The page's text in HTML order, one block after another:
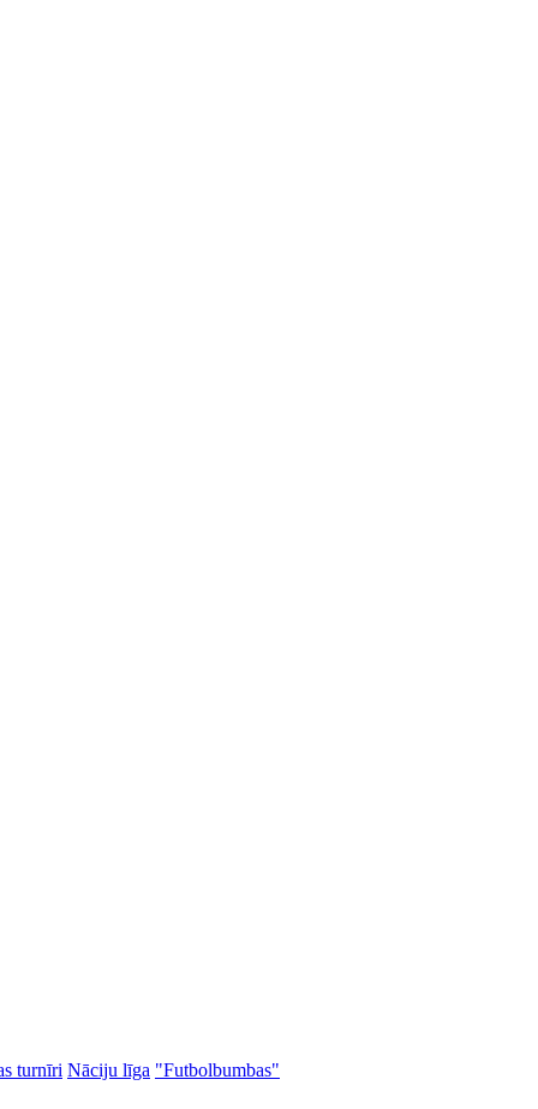
turnīri Nāciju līga "Futbolbumbas"